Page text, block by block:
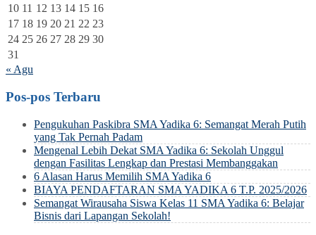
10 11 12 13 14 15 16
17 18 19 20 21 22 23
24 25 26 27 28 29 30
31
« Agu
Pos-pos Terbaru
Pengukuhan Paskibra SMA Yadika 6: Semangat Merah Putih
yang Tak Pernah Padam
Mengenal Lebih Dekat SMA Yadika 6: Sekolah Unggul
dengan Fasilitas Lengkap dan Prestasi Membanggakan
6 Alasan Harus Memilih SMA Yadika 6
BIAYA PENDAFTARAN SMA YADIKA 6 T.P. 2025/2026
Semangat Wirausaha Siswa Kelas 11 SMA Yadika 6: Belajar
Bisnis dari Lapangan Sekolah!